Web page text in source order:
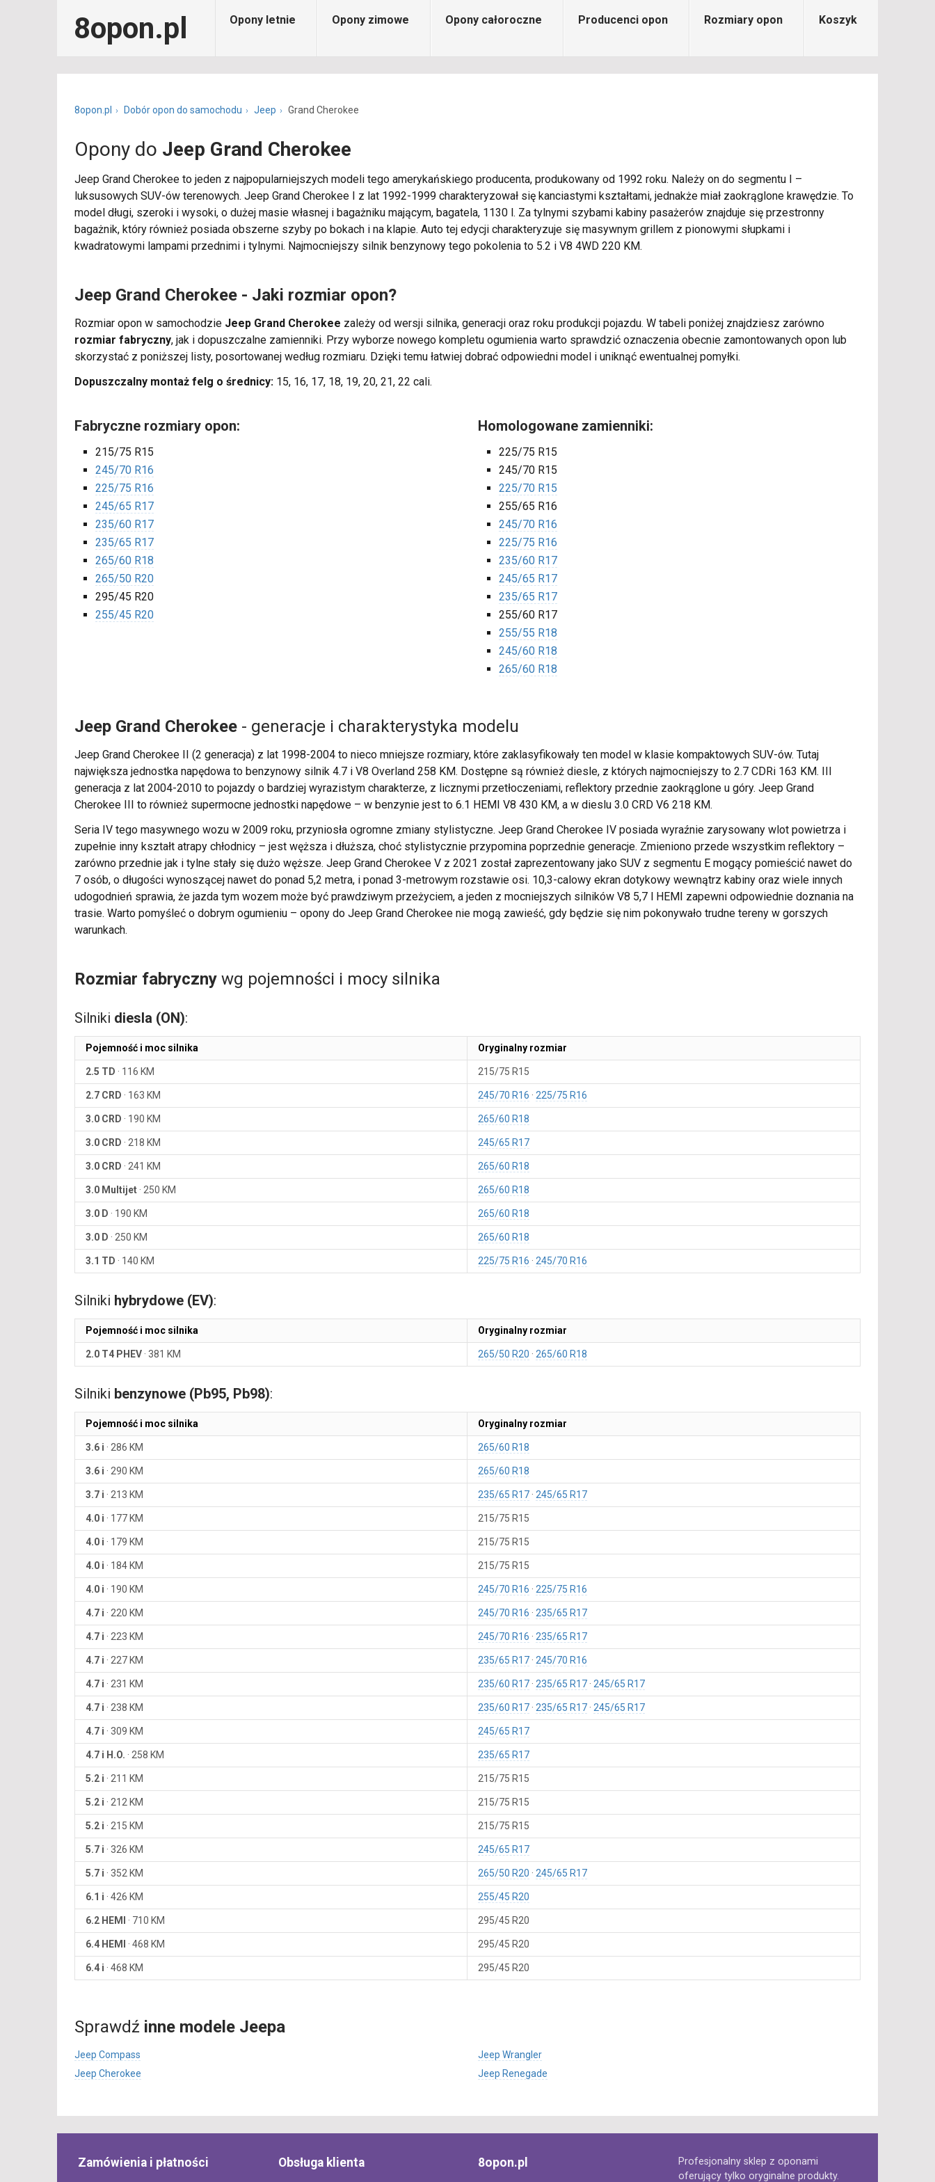
8opon.pl Opony letnie Opony zimowe Opony całoroczne Producenci opon Rozmiary opon Koszyk
8opon.pl Dobór opon do samochodu Jeep Grand Cherokee
Opony do Jeep Grand Cherokee
Jeep Grand Cherokee to jeden z najpopularniejszych modeli tego amerykańskiego producenta, produkowany od 1992 roku. Należy on do segmentu I –
luksusowych SUV-ów terenowych. Jeep Grand Cherokee I z lat 1992-1999 charakteryzował się kanciastymi kształtami, jednakże miał zaokrąglone krawędzie. To
model długi, szeroki i wysoki, o dużej masie własnej i bagażniku mającym, bagatela, 1130 l. Za tylnymi szybami kabiny pasażerów znajduje się przestronny
bagażnik, który również posiada obszerne szyby po bokach i na klapie. Auto tej edycji charakteryzuje się masywnym grillem z pionowymi słupkami i
kwadratowymi lampami przednimi i tylnymi. Najmocniejszy silnik benzynowy tego pokolenia to 5.2 i V8 4WD 220 KM.
Jeep Grand Cherokee - Jaki rozmiar opon?
Rozmiar opon w samochodzie Jeep Grand Cherokee zależy od wersji silnika, generacji oraz roku produkcji pojazdu. W tabeli poniżej znajdziesz zarówno
rozmiar fabryczny, jak i dopuszczalne zamienniki. Przy wyborze nowego kompletu ogumienia warto sprawdzić oznaczenia obecnie zamontowanych opon lub
skorzystać z poniższej listy, posortowanej według rozmiaru. Dzięki temu łatwiej dobrać odpowiedni model i uniknąć ewentualnej pomyłki.
Dopuszczalny montaż felg o średnicy: 15, 16, 17, 18, 19, 20, 21, 22 cali.
Fabryczne rozmiary opon:
215/75 R15
245/70 R16
225/75 R16
245/65 R17
235/60 R17
235/65 R17
265/60 R18
265/50 R20
295/45 R20
255/45 R20
Homologowane zamienniki:
225/75 R15
245/70 R15
225/70 R15
255/65 R16
245/70 R16
225/75 R16
235/60 R17
245/65 R17
235/65 R17
255/60 R17
255/55 R18
245/60 R18
265/60 R18
Jeep Grand Cherokee - generacje i charakterystyka modelu
Jeep Grand Cherokee II (2 generacja) z lat 1998-2004 to nieco mniejsze rozmiary, które zaklasyfikowały ten model w klasie kompaktowych SUV-ów. Tutaj
największa jednostka napędowa to benzynowy silnik 4.7 i V8 Overland 258 KM. Dostępne są również diesle, z których najmocniejszy to 2.7 CDRi 163 KM. III
generacja z lat 2004-2010 to pojazdy o bardziej wyrazistym charakterze, z licznymi przetłoczeniami, reflektory przednie zaokrąglone u góry. Jeep Grand
Cherokee III to również supermocne jednostki napędowe – w benzynie jest to 6.1 HEMI V8 430 KM, a w dieslu 3.0 CRD V6 218 KM.
Seria IV tego masywnego wozu w 2009 roku, przyniosła ogromne zmiany stylistyczne. Jeep Grand Cherokee IV posiada wyraźnie zarysowany wlot powietrza i
zupełnie inny kształt atrapy chłodnicy – jest węższa i dłuższa, choć stylistycznie przypomina poprzednie generacje. Zmieniono przede wszystkim reflektory –
zarówno przednie jak i tylne stały się dużo węższe. Jeep Grand Cherokee V z 2021 został zaprezentowany jako SUV z segmentu E mogący pomieścić nawet do
7 osób, o długości wynoszącej nawet do ponad 5,2 metra, i ponad 3-metrowym rozstawie osi. 10,3-calowy ekran dotykowy wewnątrz kabiny oraz wiele innych
udogodnień sprawia, że jazda tym wozem może być prawdziwym przeżyciem, a jeden z mocniejszych silników V8 5,7 l HEMI zapewni odpowiednie doznania na
trasie. Warto pomyśleć o dobrym ogumieniu – opony do Jeep Grand Cherokee nie mogą zawieść, gdy będzie się nim pokonywało trudne tereny w gorszych
warunkach.
Rozmiar fabryczny wg pojemności i mocy silnika
Silniki diesla (ON):
Pojemność i moc silnika Oryginalny rozmiar
2.5 TD · 116 KM 215/75 R15
2.7 CRD · 163 KM 245/70 R16 225/75 R16
3.0 CRD · 190 KM 265/60 R18
3.0 CRD · 218 KM 245/65 R17
3.0 CRD · 241 KM 265/60 R18
3.0 Multijet · 250 KM 265/60 R18
3.0 D · 190 KM 265/60 R18
3.0 D · 250 KM 265/60 R18
3.1 TD · 140 KM 225/75 R16 245/70 R16
Silniki hybrydowe (EV):
Pojemność i moc silnika Oryginalny rozmiar
2.0 T4 PHEV · 381 KM 265/50 R20 265/60 R18
Silniki benzynowe (Pb95, Pb98):
Pojemność i moc silnika Oryginalny rozmiar
3.6 i · 286 KM 265/60 R18
3.6 i · 290 KM 265/60 R18
3.7 i · 213 KM 235/65 R17 245/65 R17
4.0 i · 177 KM 215/75 R15
4.0 i · 179 KM 215/75 R15
4.0 i · 184 KM 215/75 R15
4.0 i · 190 KM 245/70 R16 225/75 R16
4.7 i · 220 KM 245/70 R16 235/65 R17
4.7 i · 223 KM 245/70 R16 235/65 R17
4.7 i · 227 KM 235/65 R17 245/70 R16
4.7 i · 231 KM 235/60 R17 235/65 R17 245/65 R17
4.7 i · 238 KM 235/60 R17 235/65 R17 245/65 R17
4.7 i · 309 KM 245/65 R17
4.7 i H.O. · 258 KM 235/65 R17
5.2 i · 211 KM 215/75 R15
5.2 i · 212 KM 215/75 R15
5.2 i · 215 KM 215/75 R15
5.7 i · 326 KM 245/65 R17
5.7 i · 352 KM 265/50 R20 245/65 R17
6.1 i · 426 KM 255/45 R20
6.2 HEMI · 710 KM 295/45 R20
6.4 HEMI · 468 KM 295/45 R20
6.4 i · 468 KM 295/45 R20
Sprawdź inne modele Jeepa
Jeep Compass
Jeep Wrangler
Jeep Cherokee
Jeep Renegade
Zamówienia i płatności Obsługa klienta 8opon.pl
Profesjonalny sklep z oponami
oferujący tylko oryginalne produkty.